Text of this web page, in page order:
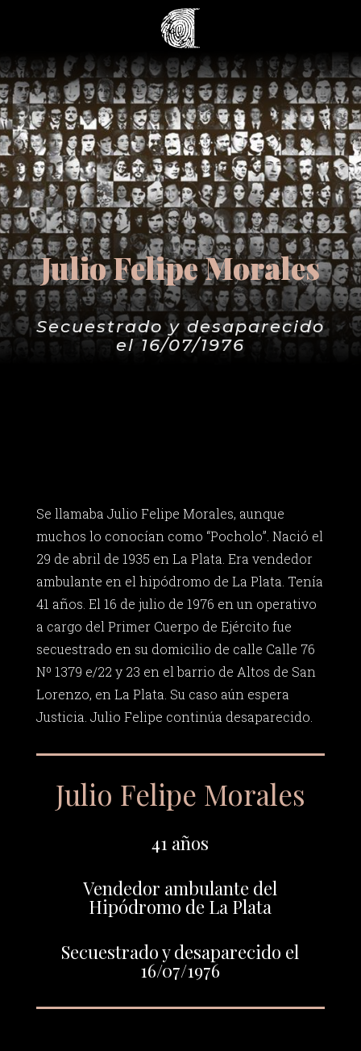
Julio Felipe Morales
Secuestrado y desaparecido
el 16/07/1976
Se llamaba Julio Felipe Morales, aunque
muchos lo conocían como “Pocholo”. Nació el
29 de abril de 1935 en La Plata. Era vendedor
ambulante en el hipódromo de La Plata. Tenía
41 años. El 16 de julio de 1976 en un operativo
a cargo del Primer Cuerpo de Ejército fue
secuestrado en su domicilio de calle Calle 76
Nº 1379 e/22 y 23 en el barrio de Altos de San
Lorenzo, en La Plata. Su caso aún espera
Justicia. Julio Felipe continúa desaparecido.
Julio Felipe Morales
41 años
Vendedor ambulante del
Hipódromo de La Plata
Secuestrado y desaparecido el
16/07/1976